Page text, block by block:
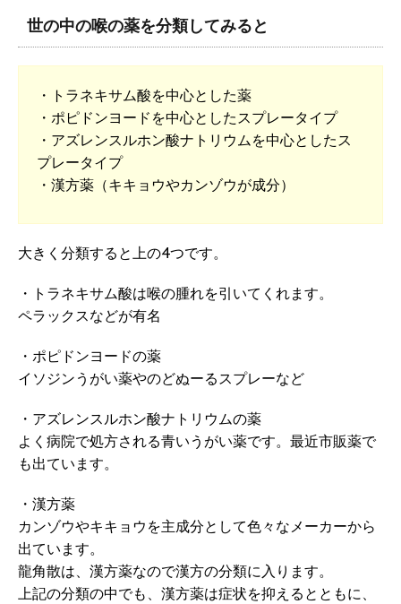
世の中の喉の薬を分類してみると
・トラネキサム酸を中心とした薬
・ポピドンヨードを中心としたスプレータイプ
・アズレンスルホン酸ナトリウムを中心としたス
プレータイプ
・漢方薬（キキョウやカンゾウが成分）
大きく分類すると上の4つです。
・トラネキサム酸は喉の腫れを引いてくれます。
ペラックスなどが有名
・ポピドンヨードの薬
イソジンうがい薬やのどぬーるスプレーなど
・アズレンスルホン酸ナトリウムの薬
よく病院で処方される青いうがい薬です。最近市販薬で
も出ています。
・漢方薬
カンゾウやキキョウを主成分として色々なメーカーから
出ています。
龍角散は、漢方薬なので漢方の分類に入ります。
上記の分類の中でも、漢方薬は症状を抑えるとともに、